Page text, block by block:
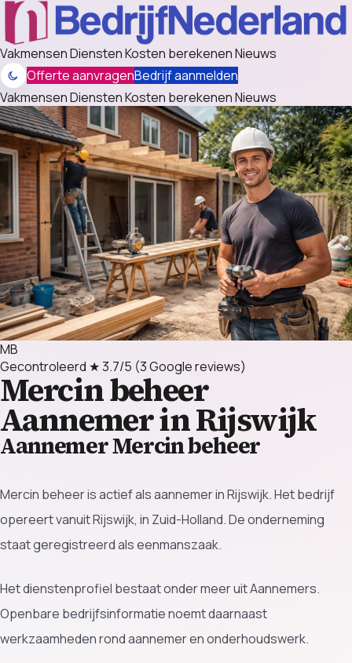
VakmensenDienstenKosten berekenenNieuws
Offerte aanvragenBedrijf aanmelden
VakmensenDienstenKosten berekenenNieuws
MB
Gecontroleerd ★ 3.7/5 (3 Google reviews)
Mercin beheer
Aannemer in Rijswijk
Aannemer Mercin beheer
Mercin beheer is actief als aannemer in Rijswijk. Het bedrijf
opereert vanuit Rijswijk, in Zuid-Holland. De onderneming
staat geregistreerd als eenmanszaak.
Het dienstenprofiel bestaat onder meer uit Aannemers.
Openbare bedrijfsinformatie noemt daarnaast
werkzaamheden rond aannemer en onderhoudswerk.